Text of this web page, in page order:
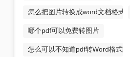
怎么把图片转换成word文档格式
哪个pdf可以免费转图片
怎么可以不知道pdf转Word格式呢